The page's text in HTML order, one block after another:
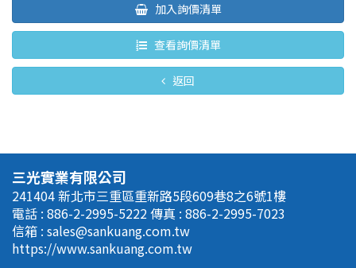
加入詢價清單
查看詢價清單
返回
三光實業有限公司
241404 新北市三重區重新路5段609巷8之6號1樓
電話 : 886-2-2995-5222傳真 : 886-2-2995-7023
信箱 : sales@sankuang.com.tw
https://www.sankuang.com.tw